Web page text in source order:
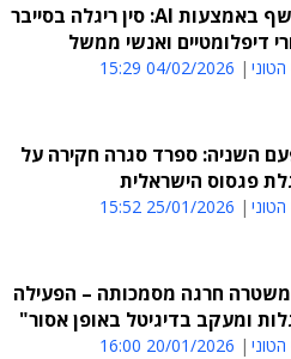
נחשף באמצעות AI: סין ריגלה בסייבר
דיפלומטיים ואנשי ממשל
הטוני 04/02/2026 15:29
השניה: ספרד סגרה חקירה על
פגסוס הישראלית
הטוני 25/01/2026 15:52
חרגה מסמכותה – הפעילה
ומעקב בדיגיטל באופן אסור"
הטוני 20/01/2026 16:00